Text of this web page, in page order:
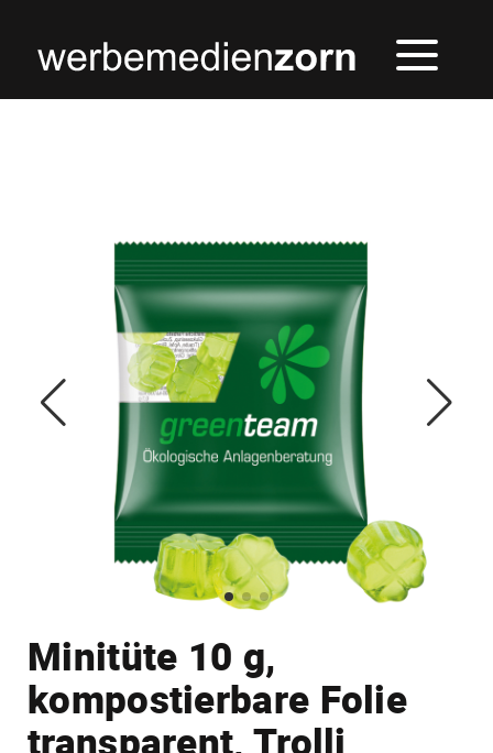
Minitüte 10 g,
kompostierbare Folie
transparent, Trolli